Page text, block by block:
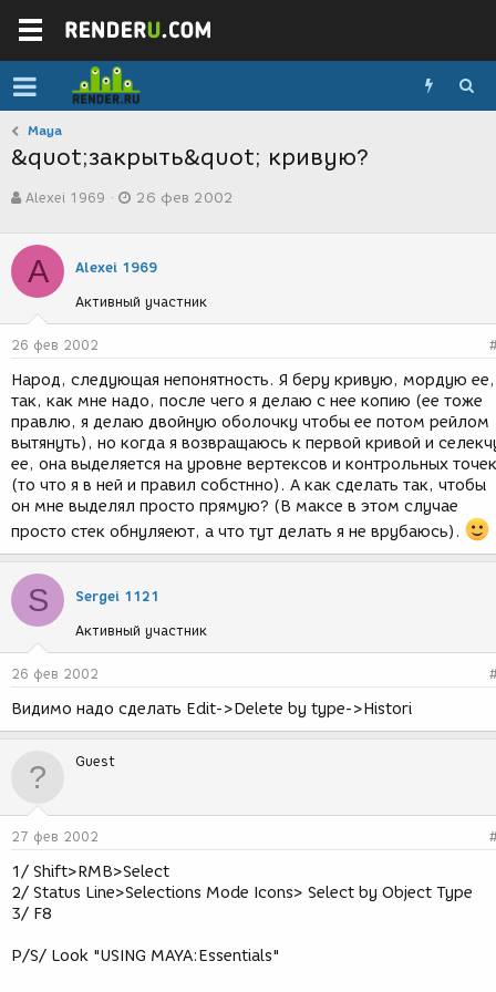
Maya
&quot;закрыть&quot; кривую?
в
о
р
т
е
м
ы
Alexei 1969
а
с
з
д
и
я
26 фев 2002
A Alexei 1969
Активный участник
26 фев 2002
Народ, следующая непонятность. Я беру кривую, мордую ее,
так, как мне надо, после чего я делаю с нее копию (ее тоже
правлю, я делаю двойную оболочку чтобы ее потом рейлом
вытянуть), но когда я возвращаюсь к первой кривой и
ее, она выделяется на уровне вертексов и контрольных точек
(то что я в ней и правил собстнно). А как сделать так, чтобы
он мне выделял просто прямую? (В максе в этом случае
просто стек обнуляеют, а что тут делать я не врубаюсь).
S Sergei 1121
Активный участник
26 фев 2002
Видимо надо сделать Edit->Delete by type->Histori
Guest
27 фев 2002
1/ Shift>RMB>Select
2/ Status Line>Selections Mode Icons> Select by Object Type
3/ F8
P/S/ Look "USING MAYA:Essentials"